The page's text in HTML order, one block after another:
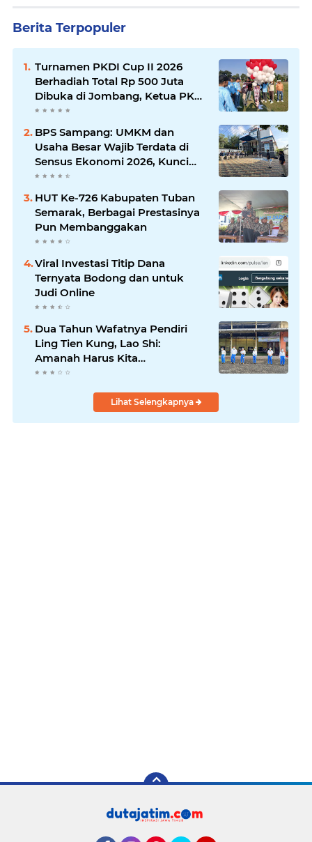
Berita Terpopuler
Turnamen PKDI Cup II 2026
Berhadiah Total Rp 500 Juta
Dibuka di Jombang, Ketua PKDI
Jatim Syaifullah Mahdi: Ajang
Komunikasi Antar-Kades untuk
Memajukan Desa
BPS Sampang: UMKM dan
Usaha Besar Wajib Terdata di
Sensus Ekonomi 2026, Kunci
Kebijakan Tepat Sasaran
HUT Ke-726 Kabupaten Tuban
Semarak, Berbagai Prestasinya
Pun Membanggakan
Viral Investasi Titip Dana
Ternyata Bodong dan untuk
Judi Online
Dua Tahun Wafatnya Pendiri
Ling Tien Kung, Lao Shi:
Amanah Harus Kita
Laksanakan!
Lihat Selengkapnya